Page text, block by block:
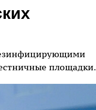
площадки.